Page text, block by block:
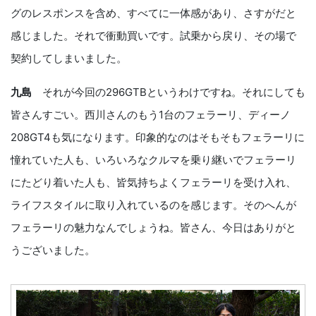
グのレスポンスを含め、すべてに一体感があり、さすがだと
感じました。それで衝動買いです。試乗から戻り、その場で
契約してしまいました。
九島 それが今回の296GTBというわけですね。それにしても
皆さんすごい。西川さんのもう1台のフェラーリ、ディーノ
208GT4も気になります。印象的なのはそもそもフェラーリに
憧れていた人も、いろいろなクルマを乗り継いでフェラーリ
にたどり着いた人も、皆気持ちよくフェラーリを受け入れ、
ライフスタイルに取り入れているのを感じます。そのへんが
フェラーリの魅力なんでしょうね。皆さん、今日はありがと
うございました。